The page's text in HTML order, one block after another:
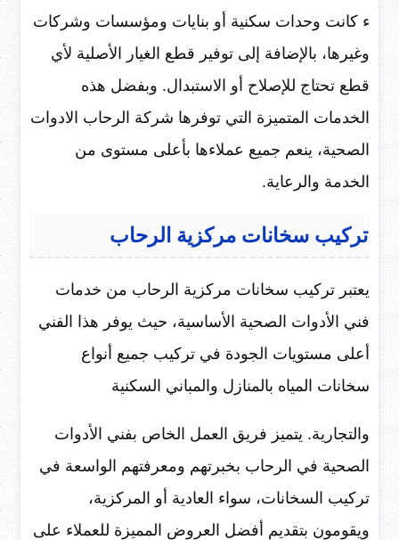
ء كانت وحدات سكنية أو بنايات ومؤسسات وشركات
وغيرها، بالإضافة إلى توفير قطع الغيار الأصلية لأي
قطع تحتاج للإصلاح أو الاستبدال. وبفضل هذه
الخدمات المتميزة التي توفرها شركة الرحاب الادوات
الصحية، ينعم جميع عملاءها بأعلى مستوى من
الخدمة والرعاية.
تركيب سخانات مركزية الرحاب
يعتبر تركيب سخانات مركزية الرحاب من خدمات
فني الأدوات الصحية الأساسية، حيث يوفر هذا الفني
أعلى مستويات الجودة في تركيب جميع أنواع
سخانات المياه بالمنازل والمباني السكنية
والتجارية. يتميز فريق العمل الخاص بفني الأدوات
الصحية في الرحاب بخبرتهم ومعرفتهم الواسعة في
تركيب السخانات، سواء العادية أو المركزية،
ويقومون بتقديم أفضل العروض المميزة للعملاء على